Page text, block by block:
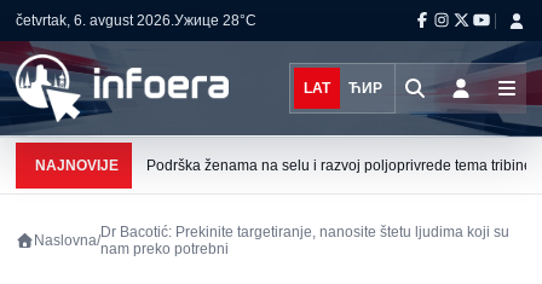
četvrtak, 6. avgust 2026.Ужице 28°C
LAT ЋИР
NAJNOVIJE Podrška ženama na selu i razvoj poljoprivrede tema tribine
Naslovna/Dr Bacotić: Prekinite targetiranje, nanosite štetu ljudima koji su
nam preko potrebni